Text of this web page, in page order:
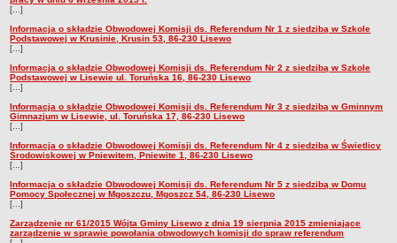
Podstawowe informacje
Dane statystyczne
Strategia rozwoju
Związki i stowarzyszenia
Mieszkania socjalne
Raport o stanie Gminy
Rejestr instytucji kultury
[...]
Informacja o składzie Obwodowej Komisji ds. Referendum Nr 1 z siedzibą w Szkole
Podstawowej w Krusinie, Krusin 53, 86-230 Lisewo
[...]
Informacja o składzie Obwodowej Komisji ds. Referendum Nr 2 z siedzibą w Szkole
Podstawowej w Lisewie ul. Toruńska 16, 86-230 Lisewo
[...]
Informacja o składzie Obwodowej Komisji ds. Referendum Nr 3 z siedzibą w Gminnym
Gimnazjum w Lisewie, ul. Toruńska 17, 86-230 Lisewo
[...]
Informacja o składzie Obwodowej Komisji ds. Referendum Nr 4 z siedzibą w Świetlicy
Środowiskowej w Pniewitem, Pniewite 1, 86-230 Lisewo
[...]
Informacja o składzie Obwodowej Komisji ds. Referendum Nr 5 z siedzibą w Domu
Pomocy Społecznej w Mgoszczu, Mgoszcz 54, 86-230 Lisewo
[...]
Zarządzenie nr 61/2015 Wójta Gminy Lisewo z dnia 19 sierpnia 2015 zmieniające
zarządzenie w sprawie powołania obwodowych komisji do spraw referendum